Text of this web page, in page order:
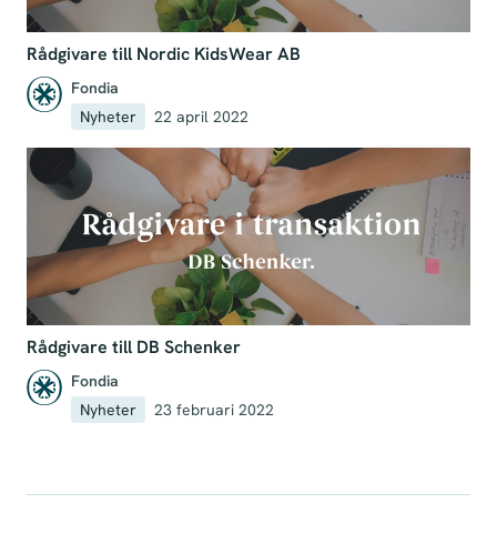
Rådgivare till Nordic KidsWear AB
Fondia
Nyheter
22 april 2022
Rådgivare till DB Schenker
Fondia
Nyheter
23 februari 2022